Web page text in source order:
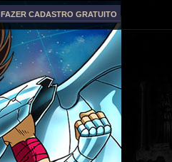
FAZER CADASTRO GRATUITO